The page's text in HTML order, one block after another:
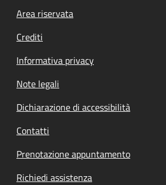
Footer menu
Area riservata
Crediti
Informativa privacy
Note legali
Dichiarazione di accessibilità
Contatti
Prenotazione appuntamento
Richiedi assistenza